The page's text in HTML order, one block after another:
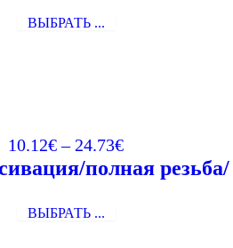
ВЫБРАТЬ ...
10.12€– 24.73€
полная
ВЫБРАТЬ ...